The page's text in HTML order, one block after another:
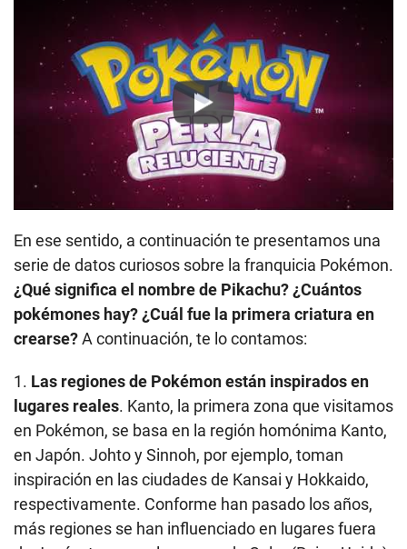
Play
En ese sentido, a continuación te presentamos una
serie de datos curiosos sobre la franquicia Pokémon.
¿Qué significa el nombre de Pikachu? ¿Cuántos
pokémones hay? ¿Cuál fue la primera criatura en
crearse?A continuación, te lo contamos:
1. Las regiones de Pokémon están inspirados en
lugares reales. Kanto, la primera zona que visitamos
en Pokémon, se basa en la región homónima Kanto,
en Japón. Johto y Sinnoh, por ejemplo, toman
inspiración en las ciudades de Kansai y Hokkaido,
respectivamente. Conforme han pasado los años,
más regiones se han influenciado en lugares fuera